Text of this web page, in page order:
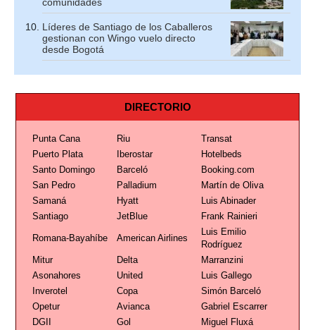
Líderes de Santiago de los Caballeros
gestionan con Wingo vuelo directo
desde Bogotá
DIRECTORIO
Punta Cana Riu
Transat
Puerto Plata
Iberostar
Hotelbeds
Santo Domingo
Barceló
Booking.com
San Pedro
Palladium
Martín de Oliva
Samaná
Hyatt
Luis Abinader
Santiago
JetBlue Frank Rainieri
Romana-Bayahíbe American Airlines
Luis Emilio
Rodríguez
Mitur
Delta
Marranzini
Asonahores
United
Luis Gallego
Inverotel
Copa
Simón Barceló
Opetur
Avianca
Gabriel Escarrer
DGII
Gol Miguel Fluxá